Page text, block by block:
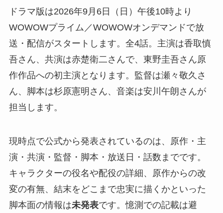
ドラマ版は2026年9月6日（日）午後10時より
WOWOWプライム／WOWOWオンデマンドで放
送・配信がスタートします。全4話。主演は香取慎
吾さん、共演は赤楚衛二さんで、東野圭吾さん原
作作品への初主演となります。監督は瀬々敬久さ
ん、脚本は杉原憲明さん、音楽は安川午朗さんが
担当します。
現時点で公式から発表されているのは、原作・主
演・共演・監督・脚本・放送日・話数までです。
キャラクターの役名や配役の詳細、原作からの改
変の有無、結末をどこまで忠実に描くかといった
脚本面の情報は未発表です。憶測での記載は避